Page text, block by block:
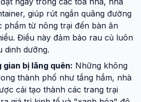
giúp rút ngắn quãng đường
phẩm từ nông trại đến bàn ăn
Điều này đảm bảo rau củ luôn
dinh dưỡng.
gian bị lãng quên: Những không
thành phố như tầng hầm, nhà
cải tạo thành các trang trại